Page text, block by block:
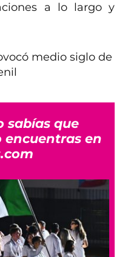
a lo largo y
sabías que
encuentras en